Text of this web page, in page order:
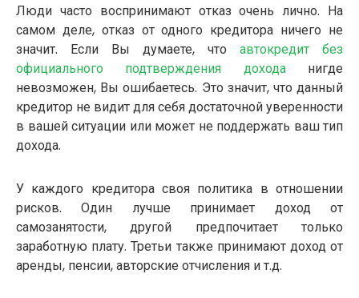
Люди часто воспринимают отказ очень лично. На
самом деле, отказ от одного кредитора ничего не
значит. Если Вы думаете, что автокредит без
официального подтверждения дохода нигде
невозможен, Вы ошибаетесь. Это значит, что данный
кредитор не видит для себя достаточной уверенности
в вашей ситуации или может не поддержать ваш тип
дохода.
У каждого кредитора своя политика в отношении
рисков. Один лучше принимает доход от
самозанятости, другой предпочитает только
заработную плату. Третьи также принимают доход от
аренды, пенсии, авторские отчисления и т.д.